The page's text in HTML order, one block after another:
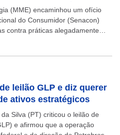
(MME) encaminhou um ofício
do Consumidor (Senacon)
contra práticas alegadamente
leilão GLP e diz querer
ativos estratégicos
Silva (PT) criticou o leilão de
e afirmou que a operação